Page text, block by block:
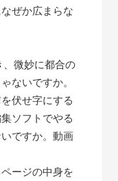
ぜか広まらな
微妙に都合の
ないですか。
伏せ字にする
ソフトでやる
ですか。動画
ージの中身を